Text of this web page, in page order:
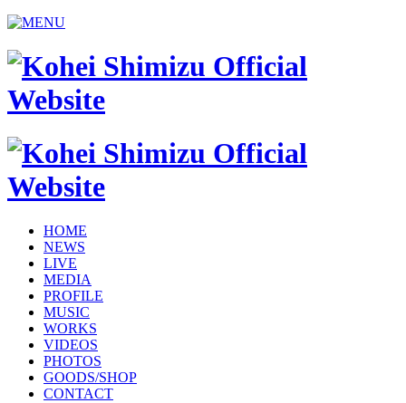
HOME
NEWS
LIVE
MEDIA
PROFILE
MUSIC
WORKS
VIDEOS
PHOTOS
GOODS/SHOP
CONTACT